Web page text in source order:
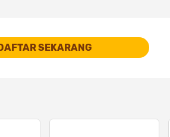
SEKARANG